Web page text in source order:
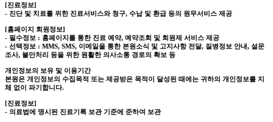
[진료정보]
- 진단 및 치료를 위한 진료서비스와 청구, 수납 및 환급 등의 원무서비스 제공
[홈페이지 회원정보]
- 필수정보 : 홈페이지를 통한 진료 예약, 예약조회 및 회원제 서비스 제공
- 선택정보 : MMS, SMS, 이메일을 통한 본원소식 및 고지사항 전달, 질병정보 안내, 설문
조사, 불만처리 등을 위한 원활한 의사소통 경로의 확보 등
개인정보의 보유 및 이용기간
본원은 개인정보의 수집목적 또는 제공받은 목적이 달성된 때에는 귀하의 개인정보를 지
체 없이 파기합니다.
[진료정보]
- 의료법에 명시된 진료기록 보관 기준에 준하여 보관